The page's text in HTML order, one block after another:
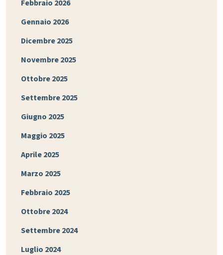
Febbraio 2026
Gennaio 2026
Dicembre 2025
Novembre 2025
Ottobre 2025
Settembre 2025
Giugno 2025
Maggio 2025
Aprile 2025
Marzo 2025
Febbraio 2025
Ottobre 2024
Settembre 2024
Luglio 2024